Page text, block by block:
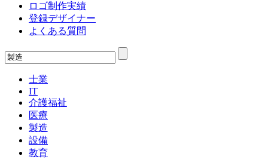
ロゴ制作実績
登録デザイナー
よくある質問
士業
IT
介護福祉
医療
製造
設備
教育